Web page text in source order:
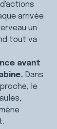
arrivée
un
tout va
avant
Dans
le